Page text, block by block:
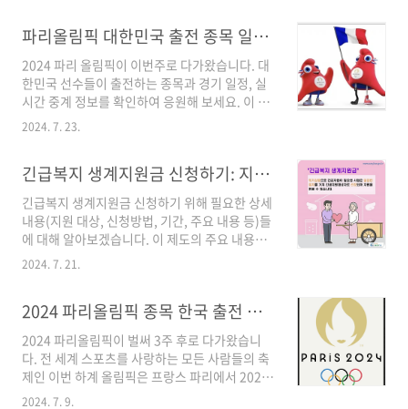
격187,000원 ~ 88,000..
닥 양시장 모두 2024년 08월 05일 사이드카에
이어 서킷브레이커까지 발동하였습니다.2024년
8월5일 오전 11시 기준으로 코스피 시장이 5%
대 하락하면서 사이드카가 발동(오후 1 시대에
코스닥) 되었고, 코로나19 이후로는 5% 로대까
지 하락한 거는 처음 보는 것 같은데요.곧 이어
코스닥 서킷브레이커 발동, 코스피는 오후 2시
14분에 서킷브레이커 발동하였습니다. 주식용어
사이..
파리올림픽 대한민국 출전 종목 일정 시간, 파리 올림픽 중계 바로보기 2024 파리올림픽 공식 앱 다운로드하기
2024 파리 올림픽이 이번주로 다가왔습니다. 대
한민국 선수들이 출전하는 종목과 경기 일정, 실
시간 중계 정보를 확인하여 응원해 보세요. 이 글
에서는 대한민국 선수들의 파리올림픽에서 경기
올림픽은 전 세계 스포츠 팬들이 기다려온 하계
스포츠 이벤트입니다. 프랑스 파리에서 개최되
며, 전 세계 수많은 국가의 선수들이 각종 종목에
서 기량을 겨루게 됩니다. 이번 파리 올림픽은
2024년 07월 26일부터 08월 11일까지 진행되
며 다양한 경기장에서 열릴 것입니다. 대한민국
예정입니다.2024 파리올림픽 공식 앱 다운로드
2024 파리올림픽 공식 앱을 다운로드하여 실시..
2024. 7. 23.
긴급복지 생계지원금 신청하기: 지원 대상 신청 방법 기간 주요 내용
긴급복지 생계지원금 신청하기 위해 필요한 상세
내용(지원 대상, 신청방법, 기간, 주요 내용 등)들
에 대해 알아보겠습니다. 이 제도의 주요 내용과
특징, 신청방법은 다음과 같습니다. 긴급복지 생
대상으로 생계, 주거지원, 의료 등 일시적으로 신
속하게 위기상항에서 빠르게 벗어날 수 있게 지
원해 주는 제도입니다. 긴급복지생계지원금 지
원 대상 긴급복지지원금 지원 대상은 다음과 같
은 위기상황에 처한 가구로 소득기준과 재산기준
이 충족하는 사람입니다. 주소득자의 사망, 실직,
2024. 7. 21.
2024 파리올림픽 종목 한국 출전 종목 일정 파리 올림픽 마스코트
2024 파리올림픽이 벌써 3주 후로 다가왔습니
다. 전 세계 스포츠를 사랑하는 모든 사람들의 축
제인 이번 하계 올림픽은 프랑스 파리에서 2024.
07. 26 ~ 2024. 08. 11까지 개최됩니다. 이번 글
2024. 7. 9.